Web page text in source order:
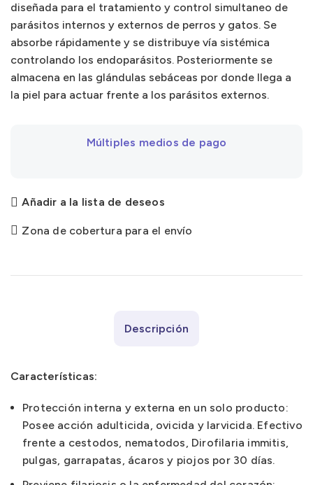
diseñada para el tratamiento y control simultaneo de
parásitos internos y externos de perros y gatos. Se
absorbe rápidamente y se distribuye vía sistémica
controlando los endoparásitos. Posteriormente se
almacena en las glándulas sebáceas por donde llega a
la piel para actuar frente a los parásitos externos.
Múltiples medios de pago
Añadir a la lista de deseos
Zona de cobertura para el envío
Descripción
Características:
Protección interna y externa en un solo producto:
Posee acción adulticida, ovicida y larvicida. Efectivo
frente a cestodos, nematodos, Dirofilaria immitis,
pulgas, garrapatas, ácaros y piojos por 30 días.